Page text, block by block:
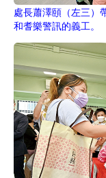
處長蕭澤頤（左三）
和耆樂警訊的義工。